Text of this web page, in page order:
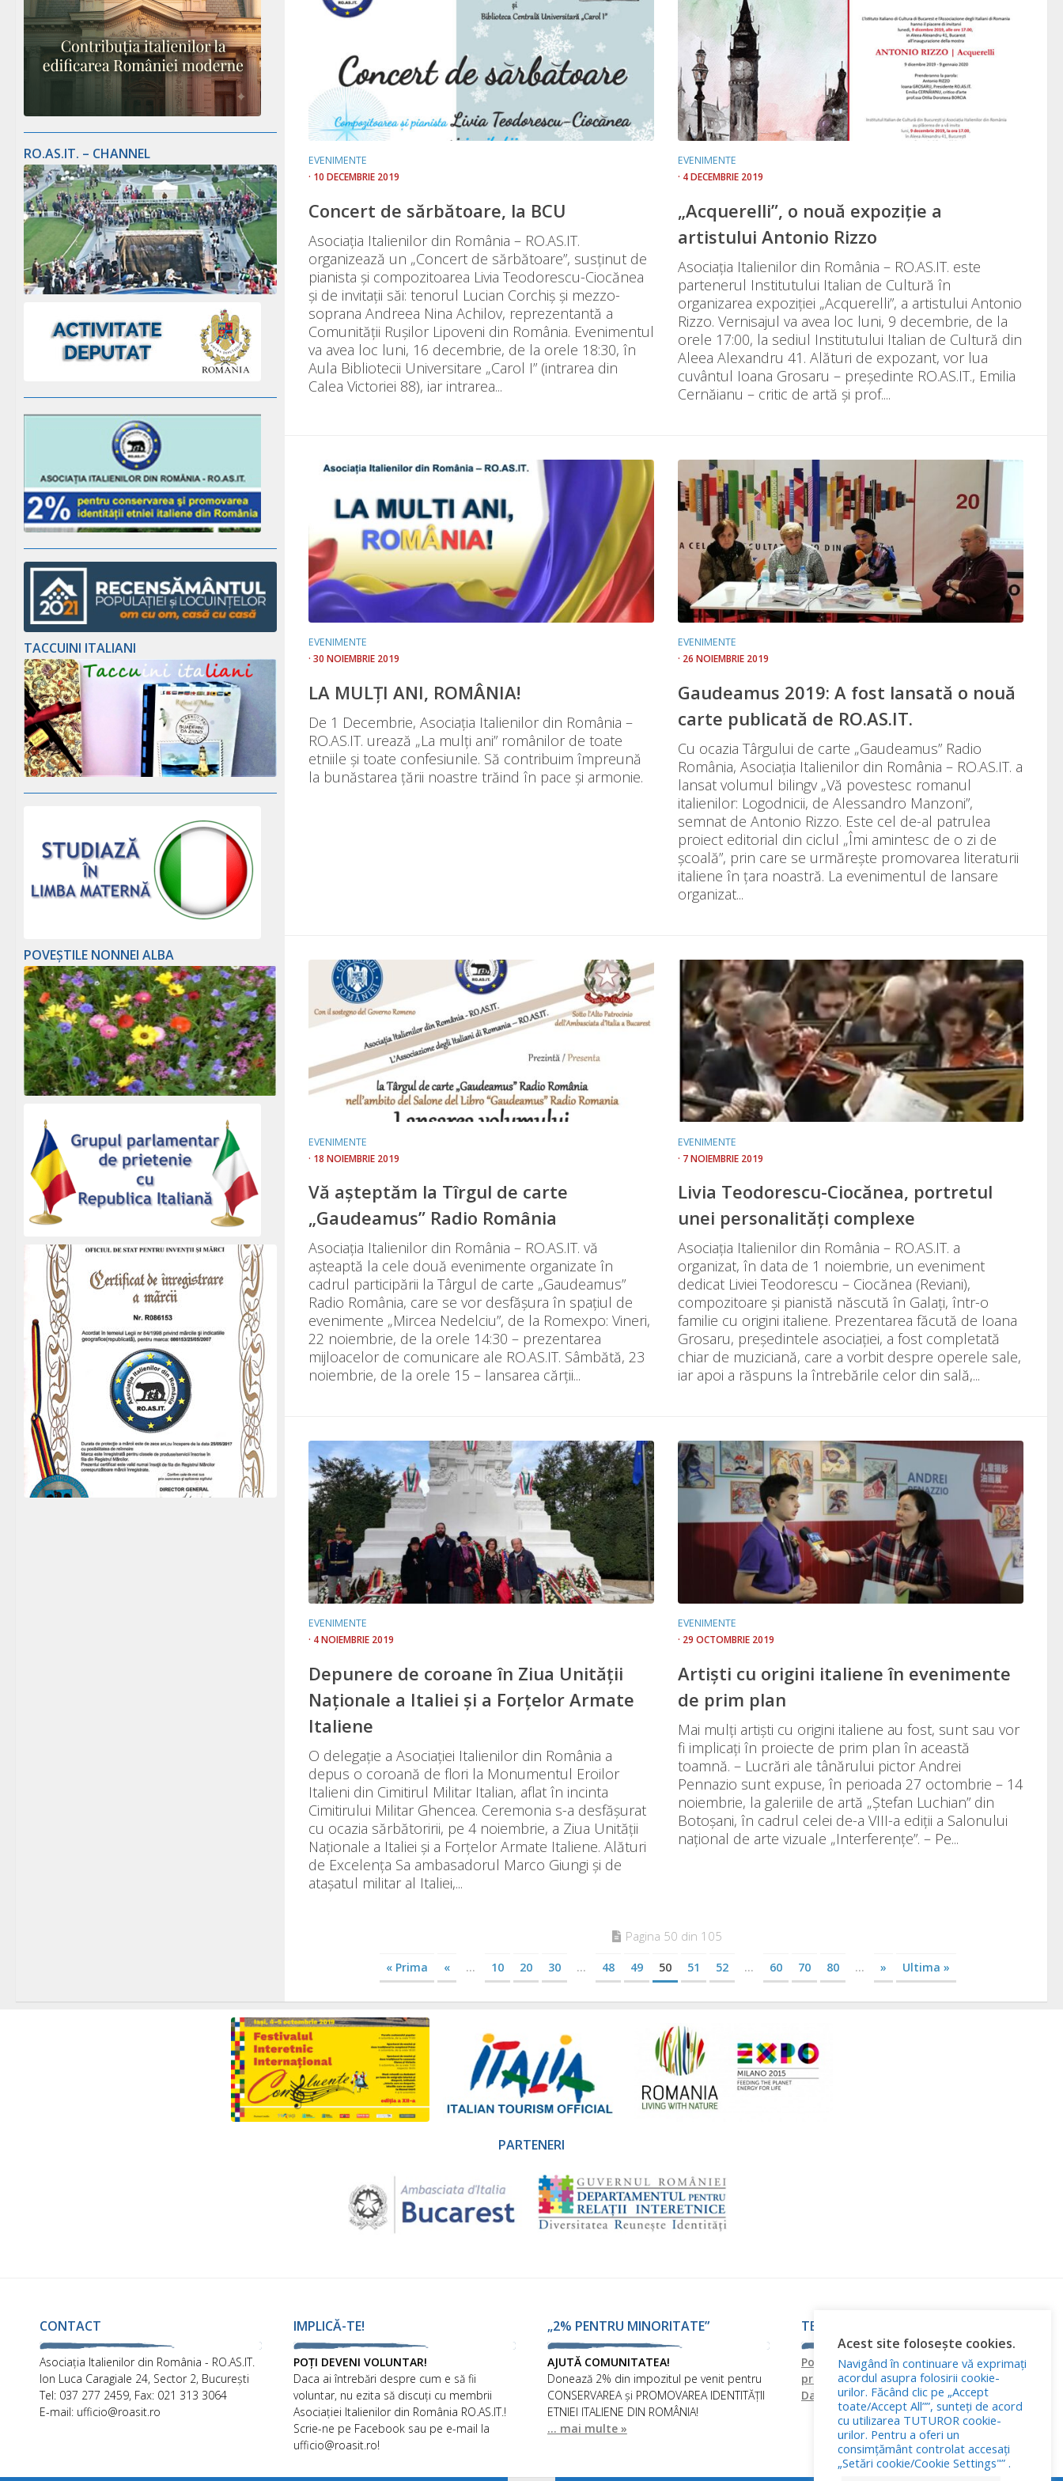
EVENIMENTE
· 10 DECEMBRIE 2019
Concert de sărbătoare, la BCU
Asociația Italienilor din România – RO.AS.IT.
organizează un „Concert de sărbătoare”, susținut de
pianista și compozitoarea Livia Teodorescu-Ciocănea
și de invitații săi: tenorul Lucian Corchiș și mezzo-
soprana Andreea Nina Achilov, reprezentantă a
Comunității Rușilor Lipoveni din România. Evenimentul
va avea loc luni, 16 decembrie, de la orele 18:30, în
Aula Bibliotecii Universitare „Carol I” (intrarea din
Calea Victoriei 88), iar intrarea...
EVENIMENTE
· 4 DECEMBRIE 2019
„Acquerelli”, o nouă expoziție a
artistului Antonio Rizzo
Asociația Italienilor din România – RO.AS.IT. este
partenerul Institutului Italian de Cultură în
organizarea expoziției „Acquerelli”, a artistului Antonio
Rizzo. Vernisajul va avea loc luni, 9 decembrie, de la
orele 17:00, la sediul Institutului Italian de Cultură din
Aleea Alexandru 41. Alături de expozant, vor lua
cuvântul Ioana Grosaru – președinte RO.AS.IT., Emilia
Cernăianu – critic de artă și prof....
EVENIMENTE
· 30 NOIEMBRIE 2019
LA MULȚI ANI, ROMÂNIA!
De 1 Decembrie, Asociația Italienilor din România –
RO.AS.IT. urează „La mulți ani” românilor de toate
etniile și toate confesiunile. Să contribuim împreună
la bunăstarea țării noastre trăind în pace și armonie.
EVENIMENTE
· 26 NOIEMBRIE 2019
Gaudeamus 2019: A fost lansată o nouă
carte publicată de RO.AS.IT.
Cu ocazia Târgului de carte „Gaudeamus” Radio
România, Asociația Italienilor din România – RO.AS.IT. a
lansat volumul bilingv „Vă povestesc romanul
italienilor: Logodnicii, de Alessandro Manzoni”,
semnat de Antonio Rizzo. Este cel de-al patrulea
proiect editorial din ciclul „Îmi amintesc de o zi de
școală”, prin care se urmărește promovarea literaturii
italiene în țara noastră. La evenimentul de lansare
organizat...
EVENIMENTE
· 18 NOIEMBRIE 2019
Vă așteptăm la Tîrgul de carte
„Gaudeamus” Radio România
Asociația Italienilor din România – RO.AS.IT. vă
așteaptă la cele două evenimente organizate în
cadrul participării la Târgul de carte „Gaudeamus”
Radio România, care se vor desfășura în spațiul de
evenimente „Mircea Nedelciu”, de la Romexpo: Vineri,
22 noiembrie, de la orele 14:30 – prezentarea
mijloacelor de comunicare ale RO.AS.IT. Sâmbătă, 23
noiembrie, de la orele 15 – lansarea cărții...
EVENIMENTE
· 7 NOIEMBRIE 2019
Livia Teodorescu-Ciocănea, portretul
unei personalități complexe
Asociația Italienilor din România – RO.AS.IT. a
organizat, în data de 1 noiembrie, un eveniment
dedicat Liviei Teodorescu – Ciocănea (Reviani),
compozitoare și pianistă născută în Galați, într-o
familie cu origini italiene. Prezentarea făcută de Ioana
Grosaru, președintele asociației, a fost completată
chiar de muziciană, care a vorbit despre operele sale,
iar apoi a răspuns la întrebările celor din sală,...
EVENIMENTE
· 4 NOIEMBRIE 2019
Depunere de coroane în Ziua Unității
Naționale a Italiei și a Forțelor Armate
Italiene
O delegație a Asociației Italienilor din România a
depus o coroană de flori la Monumentul Eroilor
Italieni din Cimitirul Militar Italian, aflat în incinta
Cimitirului Militar Ghencea. Ceremonia s-a desfășurat
cu ocazia sărbătoririi, pe 4 noiembrie, a Ziua Unității
Naționale a Italiei și a Forțelor Armate Italiene. Alături
de Excelența Sa ambasadorul Marco Giungi și de
atașatul militar al Italiei,...
EVENIMENTE
· 29 OCTOMBRIE 2019
Artiști cu origini italiene în evenimente
de prim plan
Mai mulți artiști cu origini italiene au fost, sunt sau vor
fi implicați în proiecte de prim plan în această
toamnă. – Lucrări ale tânărului pictor Andrei
Pennazio sunt expuse, în perioada 27 octombrie – 14
noiembrie, la galeriile de artă „Ștefan Luchian” din
Botoșani, în cadrul celei de-a VIII-a ediții a Salonului
național de arte vizuale „Interferențe”. – Pe...
Pagina 50 din 105
« Prima « ... 10 20 30 ... 48 49 50 51 52 ... 60 70 80 ... » Ultima »
RO.AS.IT. – CHANNEL
TACCUINI ITALIANI
POVEȘTILE NONNEI ALBA
PARTENERI
CONTACT
Asociaţia Italienilor din România - RO.AS.IT.
Ion Luca Caragiale 24, Sector 2, București
Tel: 037 277 2459, Fax: 021 313 3064
E-mail: ufficio@roasit.ro
IMPLICĂ-TE!
POȚI DEVENI VOLUNTAR!
Daca ai întrebări despre cum e să fii
voluntar, nu ezita să discuți cu membrii
Asociației Italienilor din România RO.AS.IT.!
Scrie-ne pe Facebook sau pe e-mail la
ufficio@roasit.ro!
„2% PENTRU MINORITATE”
AJUTĂ COMUNITATEA!
Donează 2% din impozitul pe venit pentru
CONSERVAREA și PROMOVAREA IDENTITĂȚII
ETNIEI ITALIENE DIN ROMÂNIA!
... mai multe »
TERMENI ȘI CONDIȚII
Politica de confidențialitate Politica
privind fișierele cookiesPrelucrarea
Datelor cu Caracter Personal
Acest site folosește cookies.
Navigând în continuare vă exprimați
acordul asupra folosirii cookie-
urilor. Făcând clic pe „Accept
toate/Accept All””, sunteți de acord
cu utilizarea TUTUROR cookie-
urilor. Pentru a oferi un
consimțământ controlat accesați
„Setări cookie/Cookie Settings"” .